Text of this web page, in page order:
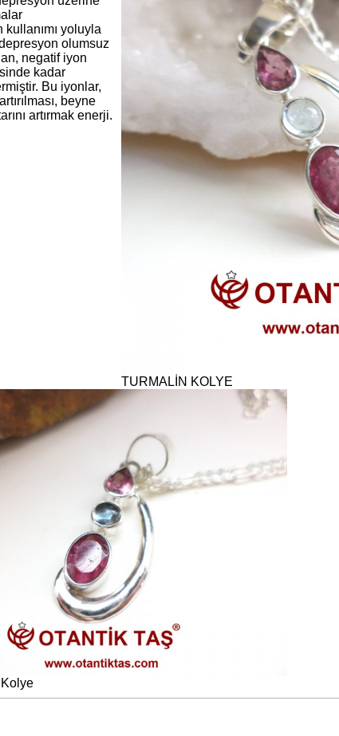
TURMALİN KOLYE
kullanımı yoluyla
olumsuz
negatif iyon
kadar
Bu iyonlar,
beyne
artırmak enerji.